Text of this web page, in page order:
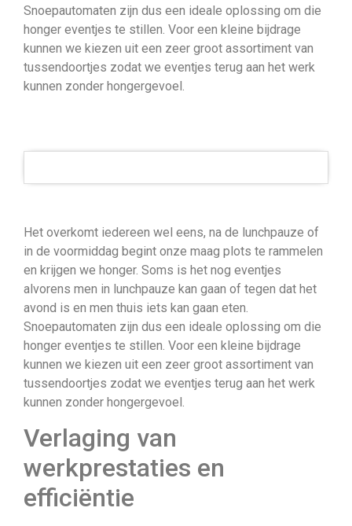
Snoepautomaten zijn dus een ideale oplossing om die
honger eventjes te stillen. Voor een kleine bijdrage
kunnen we kiezen uit een zeer groot assortiment van
tussendoortjes zodat we eventjes terug aan het werk
kunnen zonder hongergevoel.
Het overkomt iedereen wel eens, na de lunchpauze of
in de voormiddag begint onze maag plots te rammelen
en krijgen we honger. Soms is het nog eventjes
alvorens men in lunchpauze kan gaan of tegen dat het
avond is en men thuis iets kan gaan eten.
Snoepautomaten zijn dus een ideale oplossing om die
honger eventjes te stillen. Voor een kleine bijdrage
kunnen we kiezen uit een zeer groot assortiment van
tussendoortjes zodat we eventjes terug aan het werk
kunnen zonder hongergevoel.
Verlaging van
werkprestaties en
efficiëntie